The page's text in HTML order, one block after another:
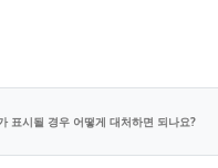
시될 경우 어떻게 대처하면 되나요?